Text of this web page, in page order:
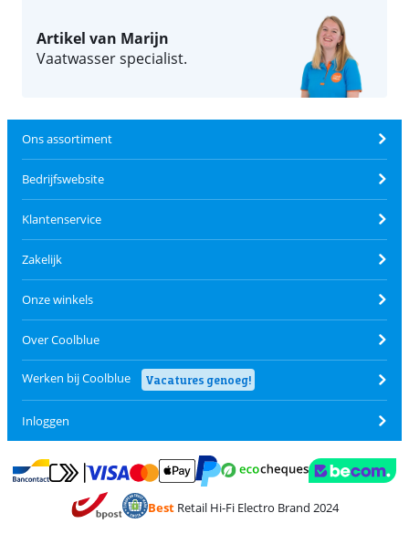
Artikel van Marijn
Vaatwasser specialist.
Ons assortiment
Bedrijfswebsite
Klantenservice
Zakelijk
Onze winkels
Over Coolblue
Werken bij Coolblue Vacatures genoeg!
Inloggen
Betalen met Bancontact
Betalen met MasterCard en Visa via ClickToPay
BestRetail Hi-Fi Electro Brand 2024